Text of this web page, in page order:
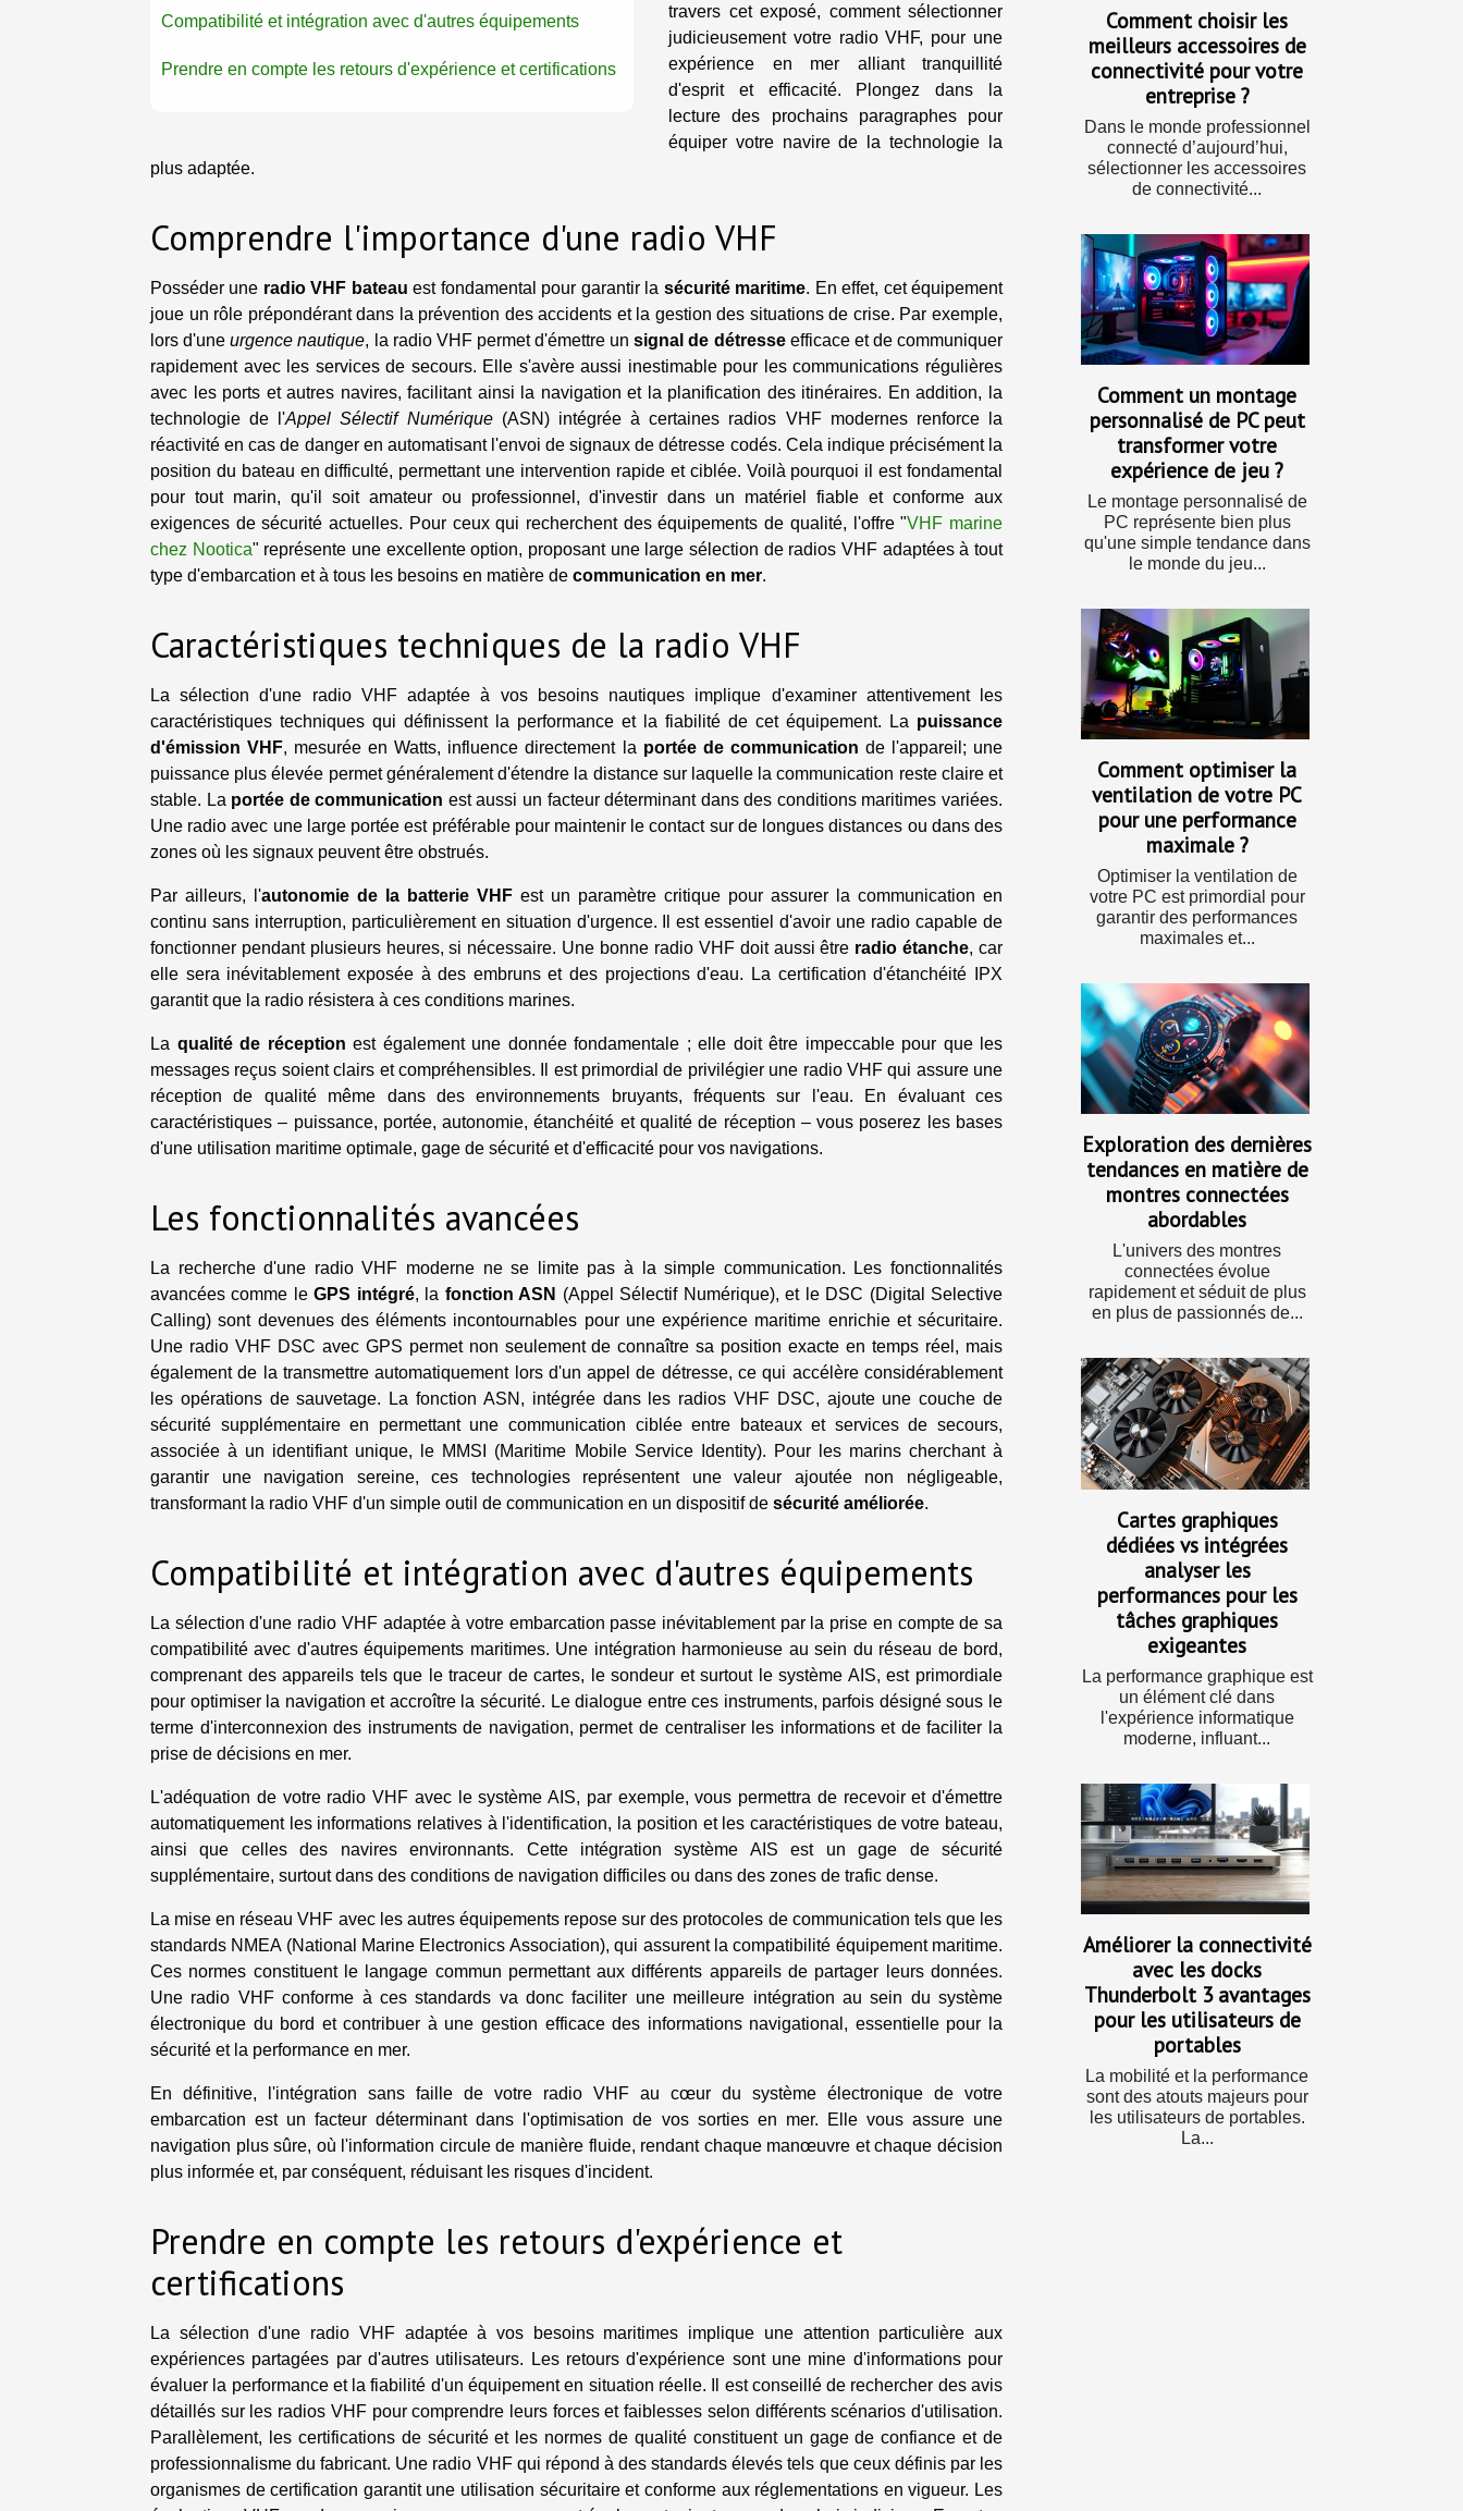
Compatibilité et intégration avec d'autres équipements
Prendre en compte les retours d'expérience et certifications
travers cet exposé, comment sélectionner
judicieusement votre radio VHF, pour une
expérience en mer alliant tranquillité
d'esprit et efficacité. Plongez dans la
lecture des prochains paragraphes pour
équiper votre navire de la technologie la
plus adaptée.
Comprendre l'importance d'une radio VHF
Posséder une radio VHF bateau est fondamental pour garantir la sécurité maritime. En effet, cet équipement
joue un rôle prépondérant dans la prévention des accidents et la gestion des situations de crise. Par exemple,
lors d'uneurgence nautique, la radio VHF permet d'émettre unsignal de détresseefficace et de communiquer
rapidement avec les services de secours. Elle s'avère aussi inestimable pour les communications régulières
avec les ports et autres navires, facilitant ainsi la navigation et la planification des itinéraires. En addition, la
technologie de l'Appel Sélectif Numérique(ASN) intégrée à certaines radios VHF modernes renforce la
réactivité en cas de danger en automatisant l'envoi de signaux de détresse codés. Cela indique précisément la
position du bateau en difficulté, permettant une intervention rapide et ciblée. Voilà pourquoi il est fondamental
pour tout marin, qu'il soit amateur ou professionnel, d'investir dans un matériel fiable et conforme aux
exigences de sécurité actuelles. Pour ceux qui recherchent des équipements de qualité, l'offre "VHF marine
chez Nootica" représente une excellente option, proposant une large sélection de radios VHF adaptées à tout
type d'embarcation et à tous les besoins en matière de communication en mer.
Caractéristiques techniques de la radio VHF
La sélection d'une radio VHF adaptée à vos besoins nautiques implique d'examiner attentivement les
caractéristiques techniques qui définissent la performance et la fiabilité de cet équipement. La puissance
d'émission VHF, mesurée en Watts, influence directement la portée de communication de l'appareil; une
puissance plus élevée permet généralement d'étendre la distance sur laquelle la communication reste claire et
stable. La portée de communication est aussi un facteur déterminant dans des conditions maritimes variées.
Une radio avec une large portée est préférable pour maintenir le contact sur de longues distances ou dans des
zones où les signaux peuvent être obstrués.
Par ailleurs, l'autonomie de la batterie VHF est un paramètre critique pour assurer la communication en
continu sans interruption, particulièrement en situation d'urgence. Il est essentiel d'avoir une radio capable de
fonctionner pendant plusieurs heures, si nécessaire. Une bonne radio VHF doit aussi être radio étanche, car
elle sera inévitablement exposée à des embruns et des projections d'eau. La certification d'étanchéité IPX
garantit que la radio résistera à ces conditions marines.
La qualité de réception est également une donnée fondamentale ; elle doit être impeccable pour que les
messages reçus soient clairs et compréhensibles. Il est primordial de privilégier une radio VHF qui assure une
réception de qualité même dans des environnements bruyants, fréquents sur l'eau. En évaluant ces
caractéristiques – puissance, portée, autonomie, étanchéité et qualité de réception – vous poserez les bases
d'une utilisation maritime optimale, gage de sécurité et d'efficacité pour vos navigations.
Les fonctionnalités avancées
La recherche d'une radio VHF moderne ne se limite pas à la simple communication. Les fonctionnalités
avancées comme leGPS intégré, la fonction ASN (Appel Sélectif Numérique), et le DSC (Digital Selective
Calling) sont devenues des éléments incontournables pour une expérience maritime enrichie et sécuritaire.
Une radio VHF DSC avec GPS permet non seulement de connaître sa position exacte en temps réel, mais
également de la transmettre automatiquement lors d'un appel de détresse, ce qui accélère considérablement
les opérations de sauvetage. La fonction ASN, intégrée dans les radios VHF DSC, ajoute une couche de
sécurité supplémentaire en permettant une communication ciblée entre bateaux et services de secours,
associée à un identifiant unique, le MMSI (Maritime Mobile Service Identity). Pour les marins cherchant à
garantir une navigation sereine, ces technologies représentent une valeur ajoutée non négligeable,
transformant la radio VHF d'un simple outil de communication en un dispositif de sécurité améliorée.
Compatibilité et intégration avec d'autres équipements
La sélection d'une radio VHF adaptée à votre embarcation passe inévitablement par la prise en compte de sa
compatibilité avec d'autres équipements maritimes. Une intégration harmonieuse au sein du réseau de bord,
comprenant des appareils tels que le traceur de cartes, le sondeur et surtout le système AIS, est primordiale
pour optimiser la navigation et accroître la sécurité. Le dialogue entre ces instruments, parfois désigné sous le
terme d'interconnexion des instruments de navigation, permet de centraliser les informations et de faciliter la
prise de décisions en mer.
L'adéquation de votre radio VHF avec le système AIS, par exemple, vous permettra de recevoir et d'émettre
automatiquement les informations relatives à l'identification, la position et les caractéristiques de votre bateau,
ainsi que celles des navires environnants. Cette intégration système AIS est un gage de sécurité
supplémentaire, surtout dans des conditions de navigation difficiles ou dans des zones de trafic dense.
La mise en réseau VHF avec les autres équipements repose sur des protocoles de communication tels que les
standards NMEA (National Marine Electronics Association), qui assurent la compatibilité équipement maritime.
Ces normes constituent le langage commun permettant aux différents appareils de partager leurs données.
Une radio VHF conforme à ces standards va donc faciliter une meilleure intégration au sein du système
électronique du bord et contribuer à une gestion efficace des informations navigational, essentielle pour la
sécurité et la performance en mer.
En définitive, l'intégration sans faille de votre radio VHF au cœur du système électronique de votre
embarcation est un facteur déterminant dans l'optimisation de vos sorties en mer. Elle vous assure une
navigation plus sûre, où l'information circule de manière fluide, rendant chaque manœuvre et chaque décision
plus informée et, par conséquent, réduisant les risques d'incident.
Prendre en compte les retours d'expérience et
certifications
La sélection d'une radio VHF adaptée à vos besoins maritimes implique une attention particulière aux
expériences partagées par d'autres utilisateurs. Les retours d'expérience sont une mine d'informations pour
évaluer la performance et la fiabilité d'un équipement en situation réelle. Il est conseillé de rechercher des avis
détaillés sur les radios VHF pour comprendre leurs forces et faiblesses selon différents scénarios d'utilisation.
Parallèlement, les certifications de sécurité et les normes de qualité constituent un gage de confiance et de
professionnalisme du fabricant. Une radio VHF qui répond à des standards élevés tels que ceux définis par les
organismes de certification garantit une utilisation sécuritaire et conforme aux réglementations en vigueur. Les
Comment choisir les
meilleurs accessoires de
connectivité pour votre
entreprise ?
Dans le monde professionnel
connecté d’aujourd’hui,
sélectionner les accessoires
de connectivité...
Comment un montage
personnalisé de PC peut
transformer votre
expérience de jeu ?
Le montage personnalisé de
PC représente bien plus
qu'une simple tendance dans
le monde du jeu...
Comment optimiser la
ventilation de votre PC
pour une performance
maximale ?
Optimiser la ventilation de
votre PC est primordial pour
garantir des performances
maximales et...
Exploration des dernières
tendances en matière de
montres connectées
abordables
L'univers des montres
connectées évolue
rapidement et séduit de plus
en plus de passionnés de...
Cartes graphiques
dédiées vs intégrées
analyser les
performances pour les
tâches graphiques
exigeantes
La performance graphique est
un élément clé dans
l'expérience informatique
moderne, influant...
Améliorer la connectivité
avec les docks
Thunderbolt 3 avantages
pour les utilisateurs de
portables
La mobilité et la performance
sont des atouts majeurs pour
les utilisateurs de portables.
La...